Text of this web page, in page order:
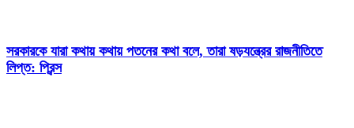
সরকারকে যারা কথায় কথায় পতনের কথা বলে, তারা ষড়যন্ত্রের রাজনীতিতে
লিপ্ত: প্রিন্স